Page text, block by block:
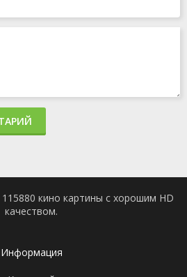
кино картины с хорошим HD
качеством.
Информация